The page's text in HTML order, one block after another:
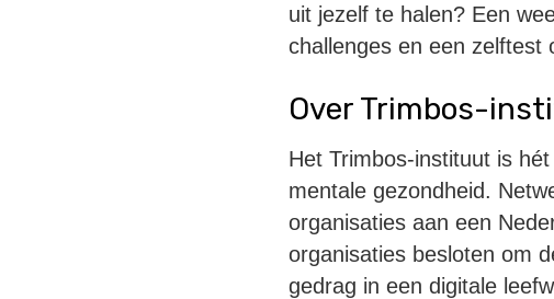
uit jezelf te halen? Een
challenges en een zelftest
Over Trimbos-
Het Trimbos-instituut is
mentale gezondheid.
organisaties aan een
organisaties besloten om
gedrag in een digitale